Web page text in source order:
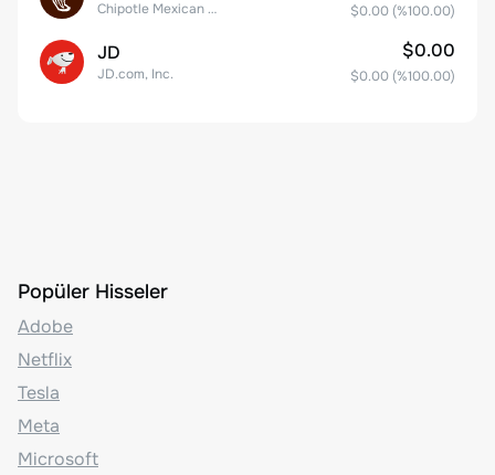
Chipotle Mexican Grill, Inc. $0.00 (%100.00)
JD
JD.com, Inc.
$0.00
$0.00 (%100.00)
Popüler Hisseler
Adobe
Netflix
Tesla
Meta
Microsoft